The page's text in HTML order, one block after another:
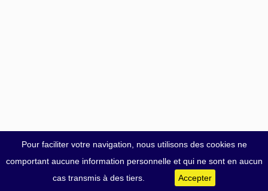
Pour faciliter votre navigation, nous utilisons des cookies ne
comportant aucune information personnelle et qui ne sont en aucun
cas transmis à des tiers.
Accepter